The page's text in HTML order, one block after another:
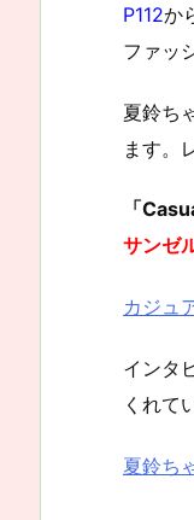
P112か
ファッ
夏鈴ち
ます。
「
サンゼ
カジュ
インタ
くれて
夏鈴ち